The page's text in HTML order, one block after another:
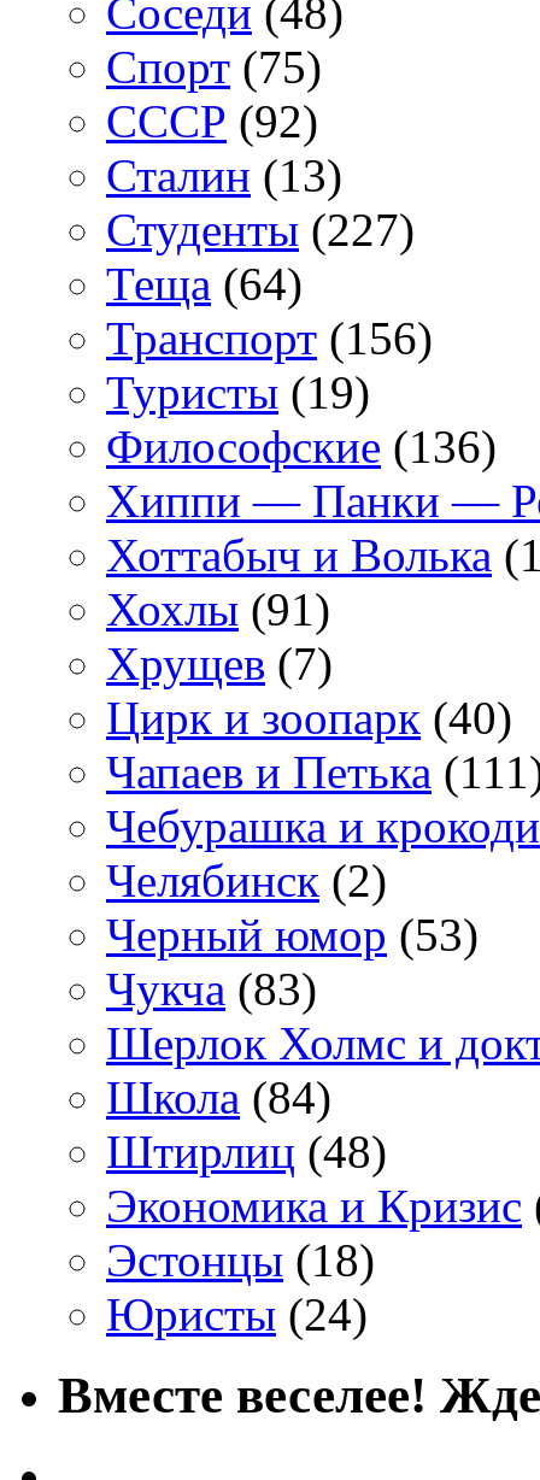
Соседи (48)
Спорт (75)
СССР (92)
Сталин (13)
Студенты (227)
Теща (64)
Транспорт (156)
Туристы (19)
Философские (136)
Хиппи — Панки —
Хоттабыч и Волька
Хохлы (91)
Хрущев (7)
Цирк и зоопарк (40)
Чапаев и Петька
Чебурашка и
Челябинск (2)
Черный юмор (53)
Чукча (83)
Шерлок Холмс и
Школа (84)
Штирлиц (48)
Экономика и Кризис
Эстонцы (18)
Юристы (24)
Вместе веселее!